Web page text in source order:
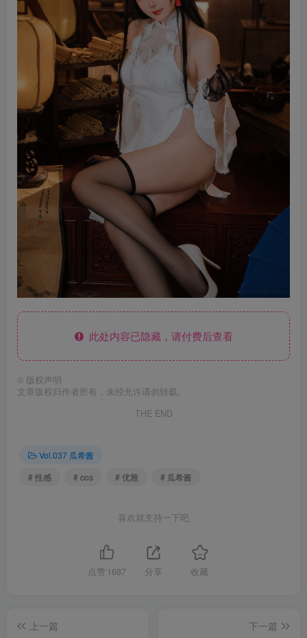
此处内容已隐藏，请付费后查看
© 版权声明
文章版权归作者所有，未经允许请勿转载。
THE END
Vol.037 瓜希酱
# 性感
# cos # 优雅 # 瓜希酱
喜欢就支持一下吧
点赞 1687 分享 收藏
上一篇
下一篇